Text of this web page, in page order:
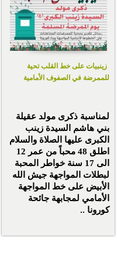
زينبيات على خط القلب تحية
للممرضة في الصفوف الأمامية
لمناسبة ذكرى مولد عقيلة
بني هاشم السيدة زينب
الكبرى عليها الصلاة والسلام
اطلق 48 محباً من عمر 12
الى 17 سنة خواطر المحبة
لبطلات المواجهة جيش الله
الأبيض على خط المواجهة
الأمامي لمجابهة جائحة
كورونا ..